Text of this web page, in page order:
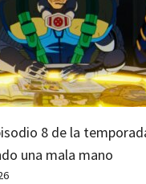
8 de la
una mala mano